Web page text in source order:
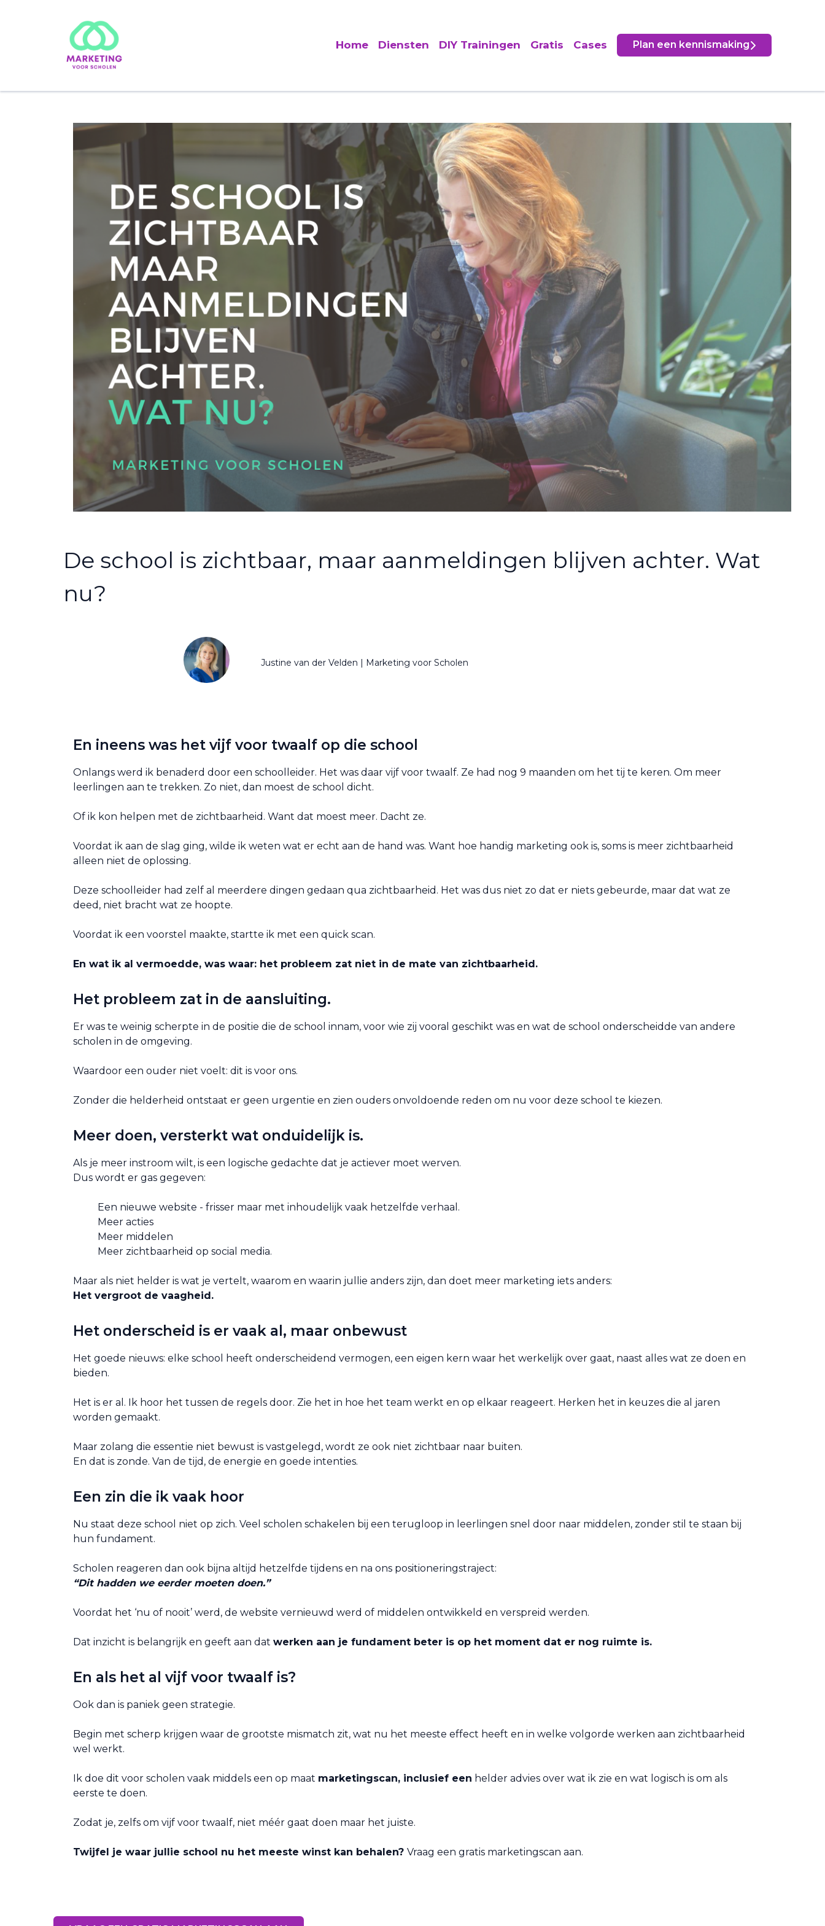
Home Diensten DIY Trainingen Gratis Cases Plan een kennismaking
De school is zichtbaar, maar aanmeldingen blijven achter. Wat
nu?
Justine van der Velden | Marketing voor Scholen
En ineens was het vijf voor twaalf op die school
Onlangs werd ik benaderd door een schoolleider. Het was daar vijf voor twaalf. Ze had nog 9 maanden om het tij te keren. Om meer
leerlingen aan te trekken. Zo niet, dan moest de school dicht.
Of ik kon helpen met de zichtbaarheid. Want dat moest meer. Dacht ze.
Voordat ik aan de slag ging, wilde ik weten wat er echt aan de hand was. Want hoe handig marketing ook is, soms is meer zichtbaarheid
alleen niet de oplossing.
Deze schoolleider had zelf al meerdere dingen gedaan qua zichtbaarheid. Het was dus niet zo dat er niets gebeurde, maar dat wat ze
deed, niet bracht wat ze hoopte.
Voordat ik een voorstel maakte, startte ik met een quick scan.
En wat ik al vermoedde, was waar: het probleem zat niet in de mate van zichtbaarheid.
Het probleem zat in de aansluiting.
Er was te weinig scherpte in de positie die de school innam, voor wie zij vooral geschikt was en wat de school onderscheidde van andere
scholen in de omgeving.
Waardoor een ouder niet voelt: dit is voor ons.
Zonder die helderheid ontstaat er geen urgentie en zien ouders onvoldoende reden om nu voor deze school te kiezen.
Meer doen, versterkt wat onduidelijk is.
Als je meer instroom wilt, is een logische gedachte dat je actiever moet werven.
Dus wordt er gas gegeven:
Een nieuwe website - frisser maar met inhoudelijk vaak hetzelfde verhaal.
Meer acties
Meer middelen
Meer zichtbaarheid op social media.
Maar als niet helder is wat je vertelt, waarom en waarin jullie anders zijn, dan doet meer marketing iets anders:
Het vergroot de vaagheid.
Het onderscheid is er vaak al, maar onbewust
Het goede nieuws: elke school heeft onderscheidend vermogen, een eigen kern waar het werkelijk over gaat, naast alles wat ze doen en
bieden.
Het is er al. Ik hoor het tussen de regels door. Zie het in hoe het team werkt en op elkaar reageert. Herken het in keuzes die al jaren
worden gemaakt.
Maar zolang die essentie niet bewust is vastgelegd, wordt ze ook niet zichtbaar naar buiten.
En dat is zonde. Van de tijd, de energie en goede intenties.
Een zin die ik vaak hoor
Nu staat deze school niet op zich. Veel scholen schakelen bij een terugloop in leerlingen snel door naar middelen, zonder stil te staan bij
hun fundament.
Scholen reageren dan ook bijna altijd hetzelfde tijdens en na ons positioneringstraject:
“Dit hadden we eerder moeten doen.”
Voordat het ‘nu of nooit’ werd, de website vernieuwd werd of middelen ontwikkeld en verspreid werden.
Dat inzicht is belangrijk en geeft aan dat werken aan je fundament beter is op het moment dat er nog ruimte is.
En als het al vijf voor twaalf is?
Ook dan is paniek geen strategie.
Begin met scherp krijgen waar de grootste mismatch zit, wat nu het meeste effect heeft en in welke volgorde werken aan zichtbaarheid
wel werkt.
Ik doe dit voor scholen vaak middels een op maat marketingscan, inclusief een helder advies over wat ik zie en wat logisch is om als
eerste te doen.
Zodat je, zelfs om vijf voor twaalf, niet méér gaat doen maar het juiste.
Twijfel je waar jullie school nu het meeste winst kan behalen? Vraag een gratis marketingscan aan.